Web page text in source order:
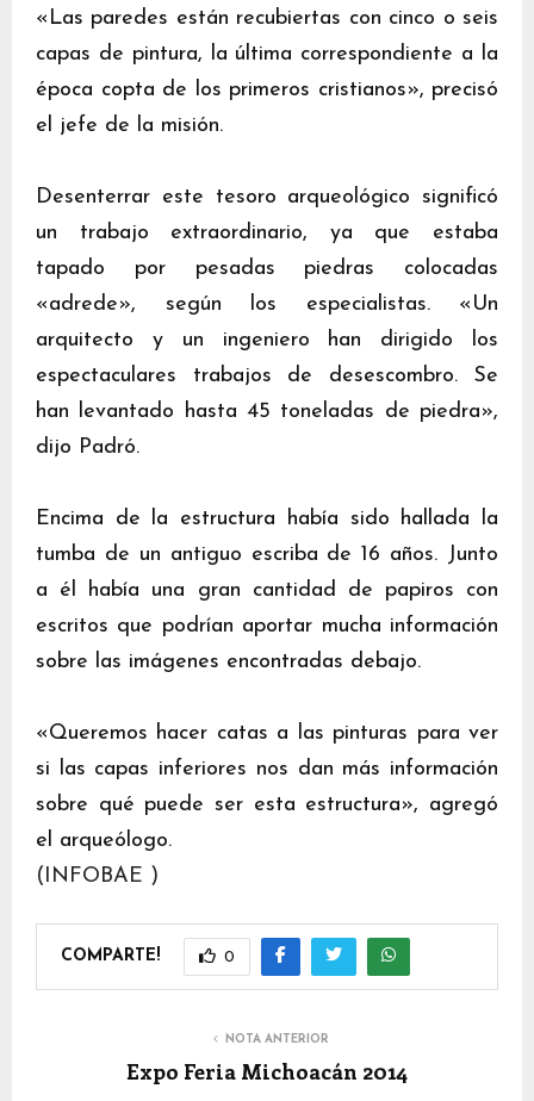
«Las paredes están recubiertas con cinco o seis
capas de pintura, la última correspondiente a la
época copta de los primeros cristianos», precisó
el jefe de la misión.
Desenterrar este tesoro arqueológico significó
un trabajo extraordinario, ya que estaba
tapado por pesadas piedras colocadas
«adrede», según los especialistas. «Un
arquitecto y un ingeniero han dirigido los
espectaculares trabajos de desescombro. Se
han levantado hasta 45 toneladas de piedra»,
dijo Padró.
Encima de la estructura había sido hallada la
tumba de un antiguo escriba de 16 años. Junto
a él había una gran cantidad de papiros con
escritos que podrían aportar mucha información
sobre las imágenes encontradas debajo.
«Queremos hacer catas a las pinturas para ver
si las capas inferiores nos dan más información
sobre qué puede ser esta estructura», agregó
el arqueólogo.
(INFOBAE )
COMPARTE! 0
NOTA ANTERIOR
Expo Feria Michoacán 2014